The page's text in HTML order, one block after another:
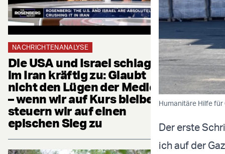
NACHRICHTENANALYSE
Die USA und Israel schlagen
im Iran kräftig zu: Glaubt
nicht den Lügen der Medien
– wenn wir auf Kurs bleiben,
steuern wir auf einen
epischen Sieg zu
Humanitäre Hilfe für
Der erste
ich auf der